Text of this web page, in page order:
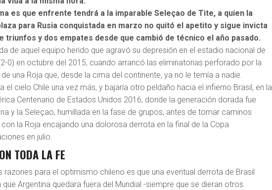
es que enfrente tendrá a la imparable Seleçao de Tite, a quien la
para Rusia conquistada en marzo no quitó el apetito y sigue invicta
triunfos y dos empates desde que cambió de técnico el año pasado.
de aquel equipo herido que agravó su depresión en el estadio nacional de
0) en octubre del 2015, cuando arrancó las eliminatorias perforado por la
una Roja que, desde la cima del continente, ya no le temía a nadie.
el cielo Chile una vez más, y bajaría otro peldaño hacia el infierno Brasil, en la
Centenario de Estados Unidos 2016, donde la generación dorada fue
y la Seleçao, humillada en la fase de grupos, antes de tomar caminos
la Roja encajando una dolorosa derrota en la final de la Copa
en julio.
TODA LA FE
razones para el optimismo chileno es que una eventual derrota de Brasil
que Argentina quedara fuera del Mundial -siempre que se dieran otros